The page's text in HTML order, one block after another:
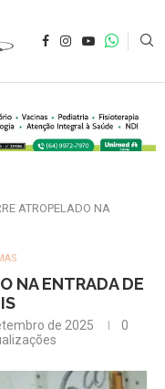
ATROPELADO NA
NA ENTRADA DE
de 2025
0